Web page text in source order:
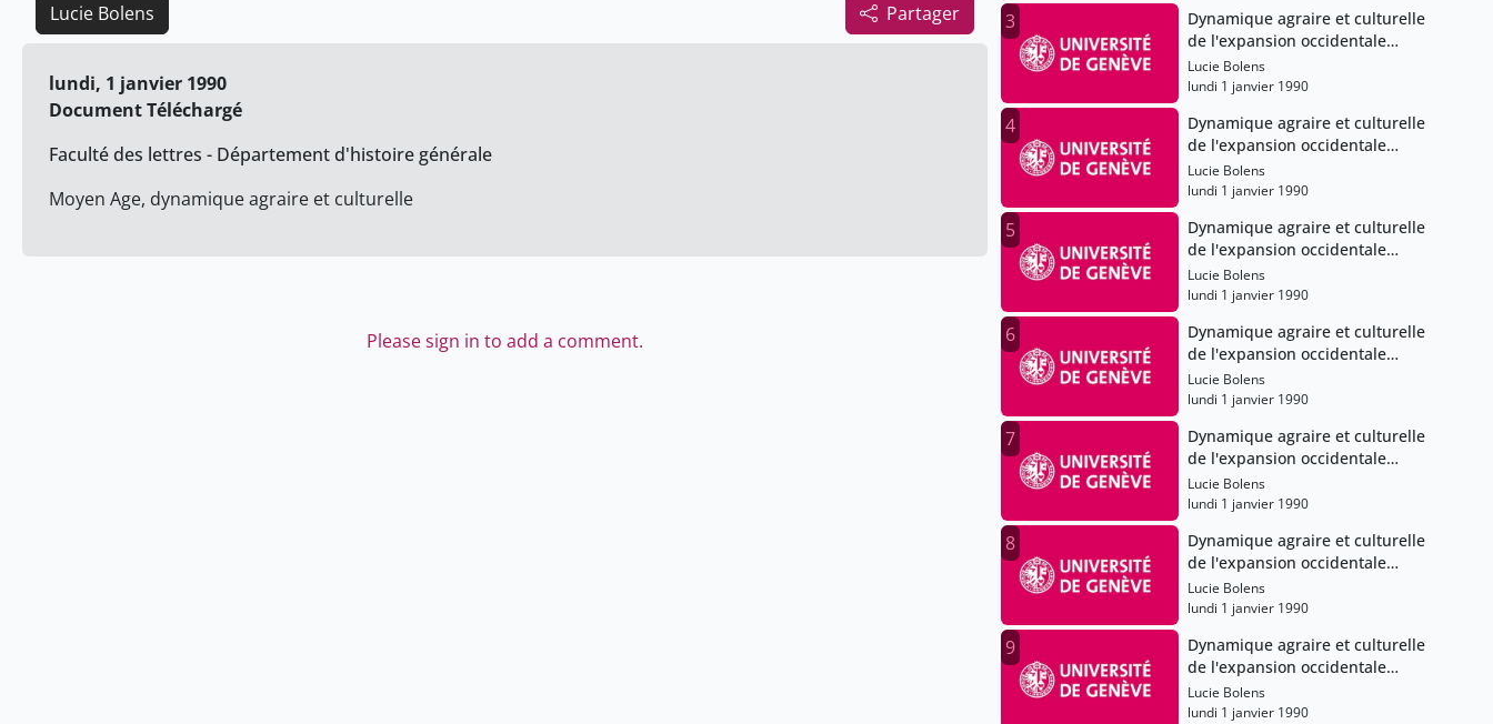
Partager
Lucie Bolens
lundi, 1 janvier 1990
Document Téléchargé
Faculté des lettres - Département d'histoire générale
Moyen Age, dynamique agraire et culturelle
Please sign in to add a comment.
3
Dynamique agraire et culturelle
de l'expansion occidentale
(Angleterre), XIe-XVe siècles
Lucie Bolens
lundi 1 janvier 1990
4
Dynamique agraire et culturelle
de l'expansion occidentale
(Angleterre), XIe-XVe siècles
Lucie Bolens
lundi 1 janvier 1990
5
Dynamique agraire et culturelle
de l'expansion occidentale
(Angleterre), XIe-XVe siècles
Lucie Bolens
lundi 1 janvier 1990
6
Dynamique agraire et culturelle
de l'expansion occidentale
(Angleterre), XIe-XVe siècles
Lucie Bolens
lundi 1 janvier 1990
7
Dynamique agraire et culturelle
de l'expansion occidentale
(Angleterre), XIe-XVe siècles
Lucie Bolens
lundi 1 janvier 1990
8
Dynamique agraire et culturelle
de l'expansion occidentale
(Angleterre), XIe-XVe siècles
Lucie Bolens
lundi 1 janvier 1990
9
Dynamique agraire et culturelle
de l'expansion occidentale
(Angleterre), XIe-XVe siècles
Lucie Bolens
lundi 1 janvier 1990